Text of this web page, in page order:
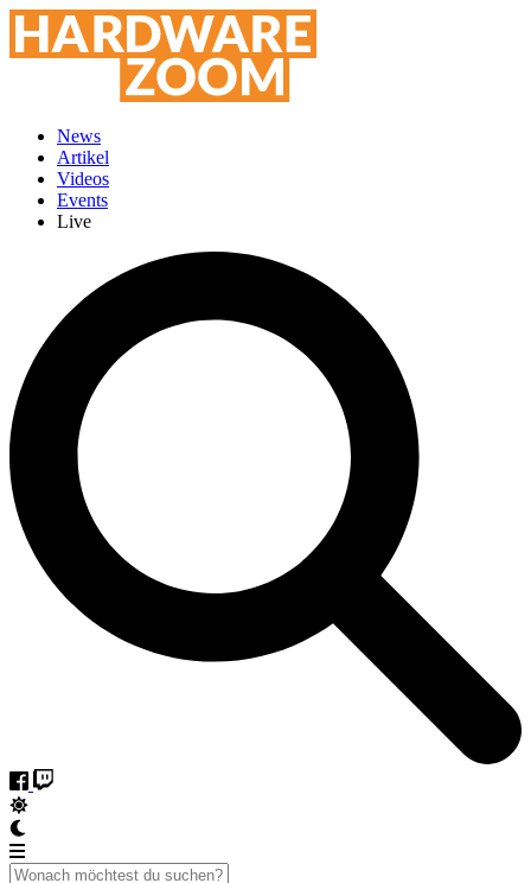
News
Artikel
Videos
Events
Live